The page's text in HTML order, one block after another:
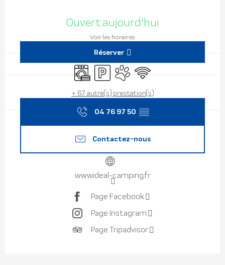
Ouverture et coordonnées
Ouvert aujourd'hui
Voir les horaires
Réserver
Lave lingeParkingAnimaux acceptés
WiFi
+ 67 autre(s) prestation(s)
04 76 97 50 ▒▒
Contactez-nous
www.ideal-camping.fr
Page Facebook
Page Instagram
Page Tripadvisor